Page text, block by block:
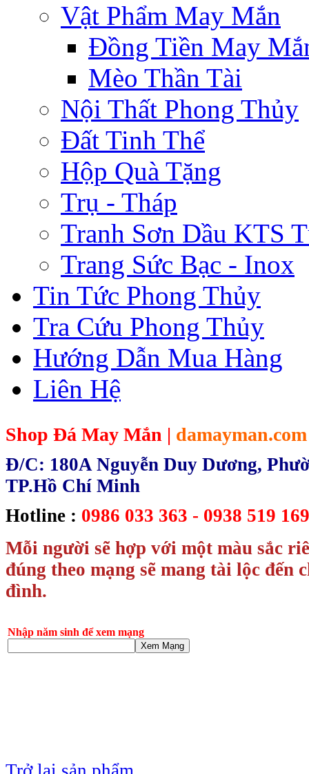
Vật Phẩm May Mắn
Đồng Tiền May
Mèo Thần Tài
Nội Thất Phong Thủy
Đất Tinh Thể
Hộp Quà Tặng
Trụ - Tháp
Tranh Sơn Dầu KTS
Trang Sức Bạc - Inox
Tin Tức Phong Thủy
Tra Cứu Phong Thủy
Hướng Dẫn Mua Hàng
Liên Hệ
Shop Đá May Mắn | damayman.com
Đ/C: 180A Nguyễn Duy Dương,
TP.Hồ Chí Minh
Hotline : 0986 033 363 - 0938 519
Mỗi người sẽ hợp với một màu sắc
đúng theo mạng sẽ mang tài lộc đến
đình.
Nhập năm sinh để xem mạng
Xem Mạng